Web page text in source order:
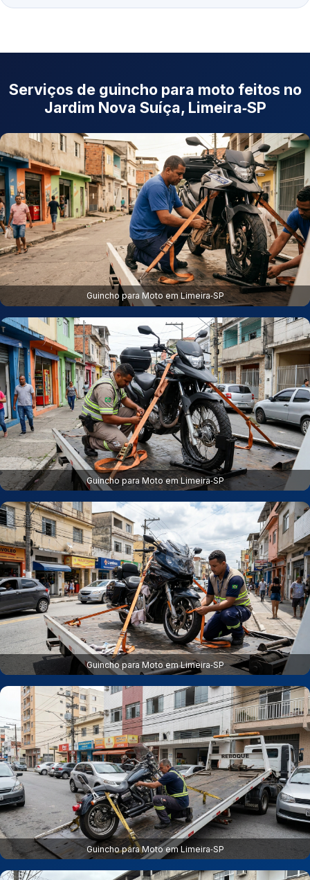
Serviços de guincho para moto feitos no
Jardim Nova Suíça, Limeira‑SP
Guincho para Moto em Limeira‑SP
Guincho para Moto em Limeira‑SP
Guincho para Moto em Limeira‑SP
Guincho para Moto em Limeira‑SP